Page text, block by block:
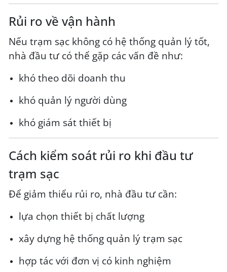
Rủi ro về vận hành
Nếu trạm sạc không có hệ thống quản lý tốt,
nhà đầu tư có thể gặp các vấn đề như:
khó theo dõi doanh thu
khó quản lý người dùng
khó giám sát thiết bị
Cách kiểm soát rủi ro khi đầu tư
trạm sạc
Để giảm thiểu rủi ro, nhà đầu tư cần:
lựa chọn thiết bị chất lượng
xây dựng hệ thống quản lý trạm sạc
hợp tác với đơn vị có kinh nghiệm